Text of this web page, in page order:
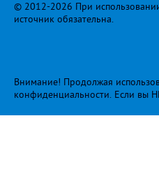
© 2012-2026 При
источник обязательна.
Внимание! Продолжая
конфиденциальности. Если вы